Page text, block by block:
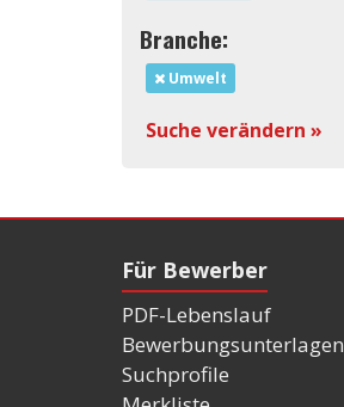
Branche:
Umwelt
Suche verändern »
Für Bewerber
PDF-Lebenslauf
Bewerbungsunterlagen
Suchprofile